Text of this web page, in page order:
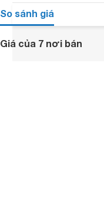
So sánh giá
Giá của 7 nơi bán